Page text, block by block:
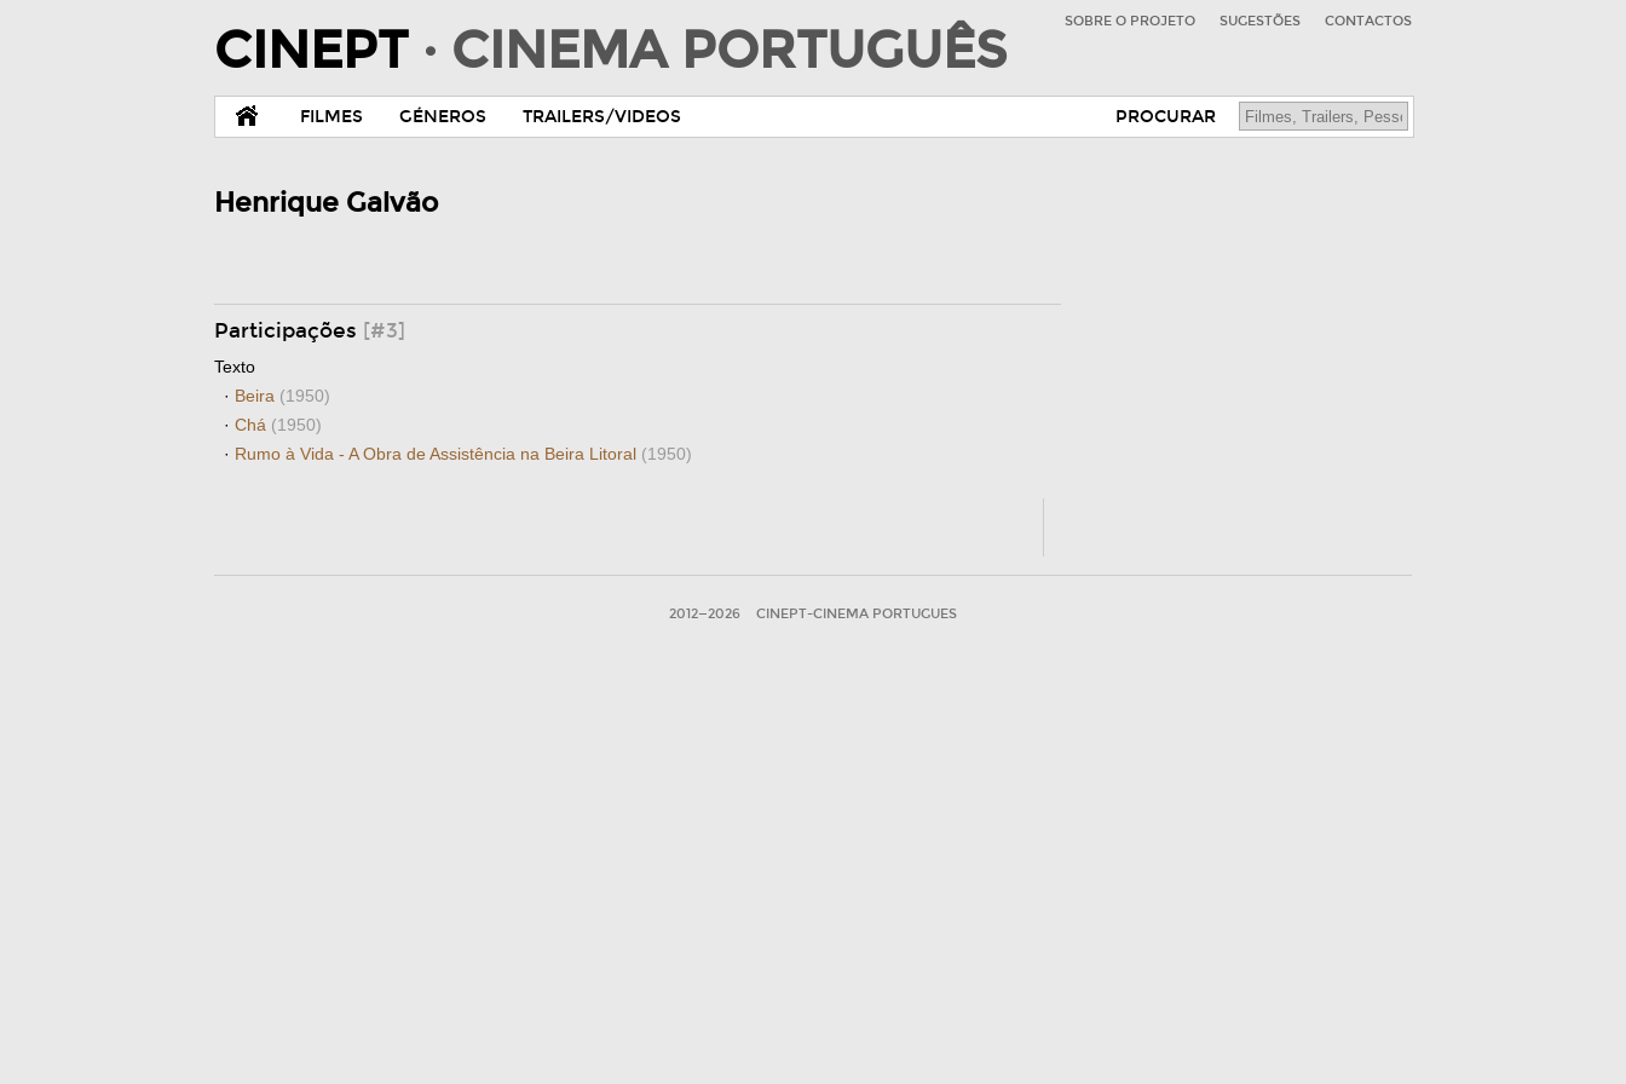
CINEPT · CINEMA PORTUGUÊS SOBRE O PROJETO SUGESTÕES CONTACTOS
FILMES GÉNEROS TRAILERS/VIDEOS PROCURAR
Henrique Galvão
Participações [#3]
Texto
· Beira (1950)
· Chá (1950)
· Rumo à Vida - A Obra de Assistência na Beira Litoral (1950)
2012—2026 CINEPT-CINEMA PORTUGUES